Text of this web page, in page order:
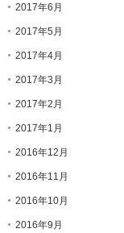
2017年6月
2017年5月
2017年4月
2017年3月
2017年2月
2017年1月
2016年12月
2016年11月
2016年10月
2016年9月